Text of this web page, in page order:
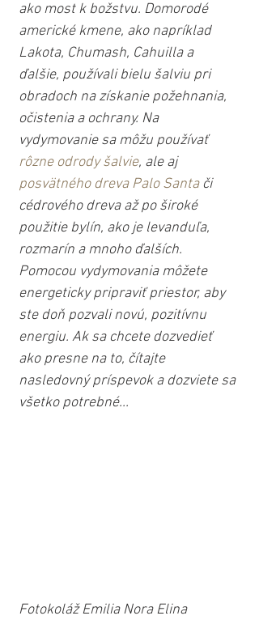
ako most k božstvu. Domorodé
americké kmene, ako napríklad
Lakota, Chumash, Cahuilla a
ďalšie, používali bielu šalviu pri
obradoch na získanie požehnania,
očistenia a ochrany. Na
vydymovanie sa môžu používať
rôzne odrody šalvie, ale aj
posvätného dreva Palo Santa či
cédrového dreva až po široké
použitie bylín, ako je levanduľa,
rozmarín a mnoho ďalších.
Pomocou vydymovania môžete
energeticky pripraviť priestor, aby
ste doň pozvali novú, pozitívnu
energiu. Ak sa chcete dozvedieť
ako presne na to, čítajte
nasledovný príspevok a dozviete sa
všetko potrebné...
Fotokoláž Emilia Nora Elina